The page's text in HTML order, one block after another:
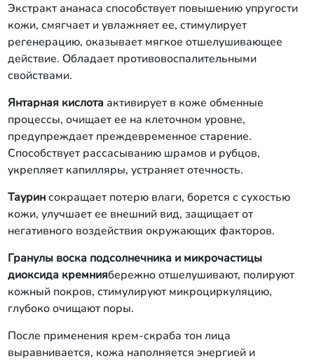
Экстракт ананаса способствует повышению упругости
кожи, смягчает и увлажняет ее, стимулирует
регенерацию, оказывает мягкое отшелушивающее
действие. Обладает противовоспалительными
свойствами.
Янтарная кислотаактивирует в коже обменные
процессы, очищает ее на клеточном уровне,
предупреждает преждевременное старение.
Способствует рассасыванию шрамов и рубцов,
укрепляет капилляры, устраняет отечность.
Тауринсокращает потерю влаги, борется с сухостью
кожи, улучшает ее внешний вид, защищает от
негативного воздействия окружающих факторов.
Гранулы воска подсолнечника и микрочастицы
диоксида кремниябережно отшелушивают, полируют
кожный покров, стимулируют микроциркуляцию,
глубоко очищают поры.
После применения крем-скраба тон лица
выравнивается, кожа наполняется энергией и